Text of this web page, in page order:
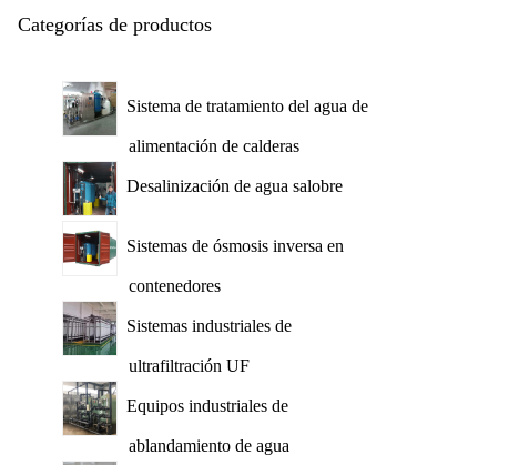
Categorías de productos
Sistema de tratamiento del agua de
alimentación de calderas
Desalinización de agua salobre
Sistemas de ósmosis inversa en
contenedores
Sistemas industriales de
ultrafiltración UF
Equipos industriales de
ablandamiento de agua